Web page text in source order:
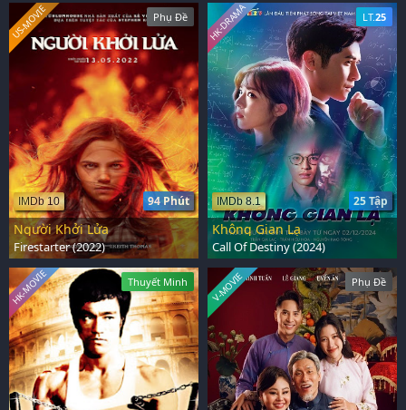
Phụ Đề
94 Phút
IMDb 10
US-MOVIE
Người Khởi Lửa
Firestarter (2022)
LT.25
25 Tập
IMDb 8.1
HK-DRAMA
Không Gian Lạ
Call Of Destiny (2024)
Thuyết Minh
HK-MOVIE Phụ Đề
V-MOVIE